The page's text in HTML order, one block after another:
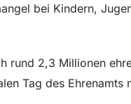
bei Kindern,
rund 2,3 Millionen
Tag des